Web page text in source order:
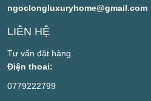
ngoclongluxuryhome@gmail.com
LIÊN HỆ
Tư vấn đặt hàng
Điện thoai:
0779222799